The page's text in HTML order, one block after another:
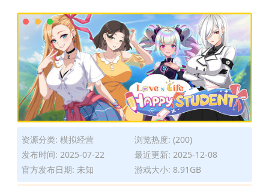
资源分类: 模拟经营
浏览热度: (200)
发布时间: 2025-07-22
最近更新: 2025-12-08
官方发布日期: 未知
游戏大小: 8.91GB